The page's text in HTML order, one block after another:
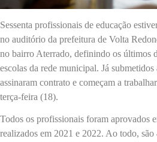
Sessenta profissionais de educação
no auditório da prefeitura de Volta
no bairro Aterrado, definindo os últimos
escolas da rede municipal. Já
assinaram contrato e começam a
terça-feira (18).
Todos os profissionais foram aprovados
realizados em 2021 e 2022. Ao todo,